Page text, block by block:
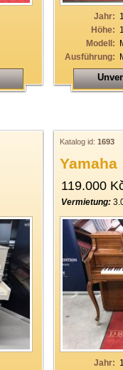
Jahr:
Höhe:
Modell:
Ausführung:
Katalog id: 1693
Yamaha
119.000
Vermietung:
Jahr: